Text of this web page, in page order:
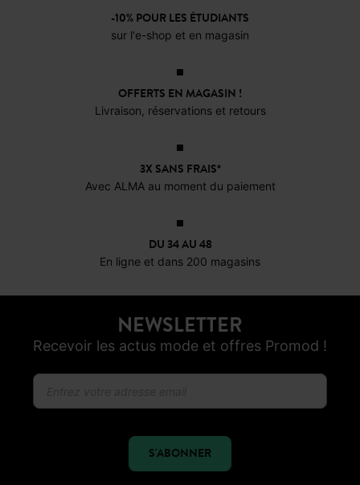
comment les porter et les
accessoiriser, avec la
-10% POUR LES ÉTUDIANTS
sur l'e-shop et en magasin
OFFERTS EN MAGASIN !
Livraison, réservations et retours
3X SANS FRAIS*
Avec ALMA au moment du paiement
DU 34 AU 48
En ligne et dans 200 magasins
NEWSLETTER
Recevoir les actus mode et offres Promod !
S'ABONNER